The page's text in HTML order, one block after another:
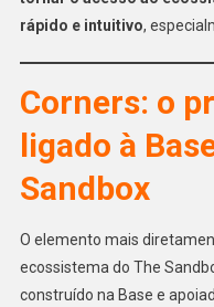
rápido e intuitivo,
Corners: o
ligado à
Sandbox
O elemento mais
ecossistema do The
construído na Base e